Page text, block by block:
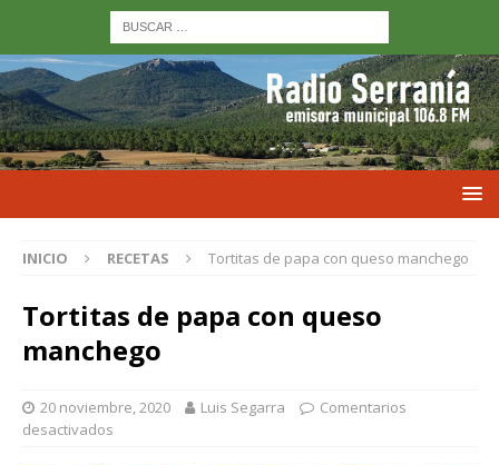
INICIO RECETAS Tortitas de papa con queso manchego
Tortitas de papa con queso
manchego
20 noviembre, 2020 Luis Segarra
Comentarios
desactivados